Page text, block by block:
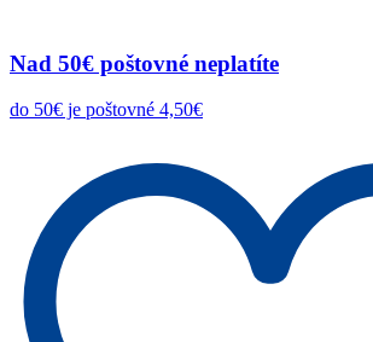
Nad 50€ poštovné neplatíte
do 50€ je poštovné 4,50€